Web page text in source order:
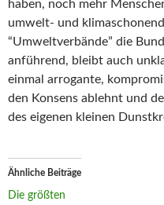
haben, noch mehr
umwelt- und
“Umweltverbände” die
anführend, bleibt auch
einmal arrogante,
den Konsens ablehnt und
des eigenen kleinen
Ähnliche Beiträge
Die größten